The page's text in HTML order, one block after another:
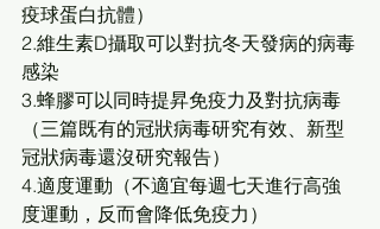
疫球蛋白抗體）
2.維生素D攝取可以對抗冬天發病的病毒
感染
3.蜂膠可以同時提昇免疫力及對抗病毒
（三篇既有的冠狀病毒研究有效、新型
冠狀病毒還沒研究報告）
4.適度運動（不適宜每週七天進行高強
度運動，反而會降低免疫力）